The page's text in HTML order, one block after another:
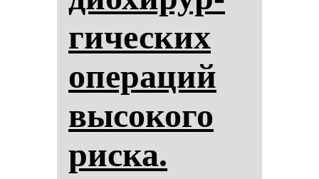
ги­чес­ких
опе­ра­ций
вы­со­ко­го
рис­ка.